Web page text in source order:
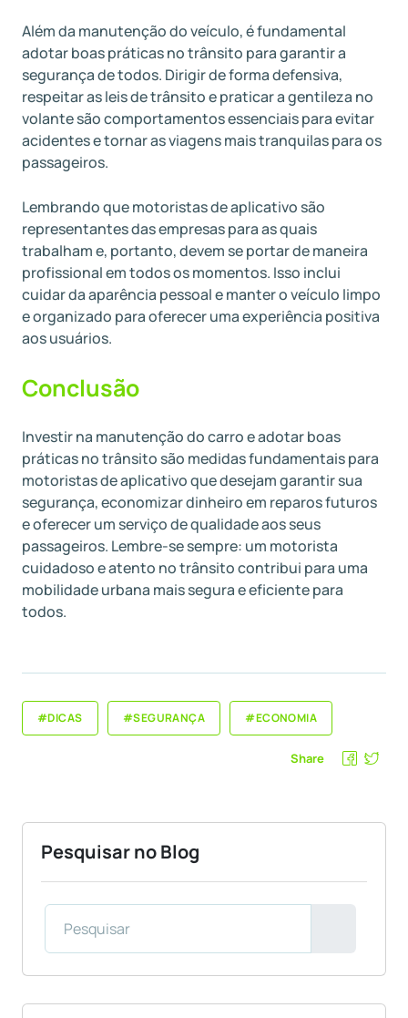
Além da manutenção do veículo, é fundamental
adotar boas práticas no trânsito para garantir a
segurança de todos. Dirigir de forma defensiva,
respeitar as leis de trânsito e praticar a gentileza no
volante são comportamentos essenciais para evitar
acidentes e tornar as viagens mais tranquilas para os
passageiros.
Lembrando que motoristas de aplicativo são
representantes das empresas para as quais
trabalham e, portanto, devem se portar de maneira
profissional em todos os momentos. Isso inclui
cuidar da aparência pessoal e manter o veículo limpo
e organizado para oferecer uma experiência positiva
aos usuários.
Conclusão
Investir na manutenção do carro e adotar boas
práticas no trânsito são medidas fundamentais para
motoristas de aplicativo que desejam garantir sua
segurança, economizar dinheiro em reparos futuros
e oferecer um serviço de qualidade aos seus
passageiros. Lembre-se sempre: um motorista
cuidadoso e atento no trânsito contribui para uma
mobilidade urbana mais segura e eficiente para
todos.
#DICAS #SEGURANÇA #ECONOMIA
Share
Pesquisar no Blog